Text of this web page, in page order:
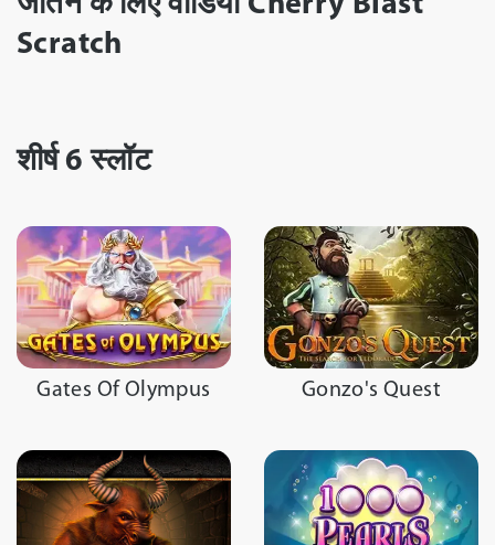
Scratch
शीर्ष 6 स्लॉट
Gates Of Olympus Gonzo's Quest